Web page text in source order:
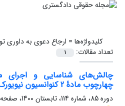
کلیدواژه‌ها = ارجاع دعوی به داوری
تعداد مقالات:
1
چالش‌های شناسایی و اجرای
چهارچوب مادۀ 2 کنوانسیون نیویورک 1958
دوره 85، شماره 114، تابستان 1400، صفحه